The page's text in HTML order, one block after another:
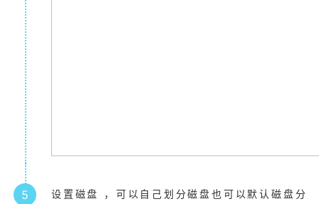
5
设置磁盘 ，可以自己划分磁盘也可以默认磁盘分